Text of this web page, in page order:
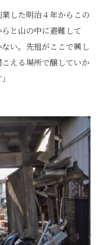
した明治４年からこの
と山の中に避難して
い。先祖がここで興し
える場所で醸していか